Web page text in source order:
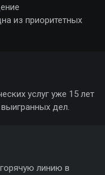
из приоритетных
услуг уже 15 лет
дел.
линию в